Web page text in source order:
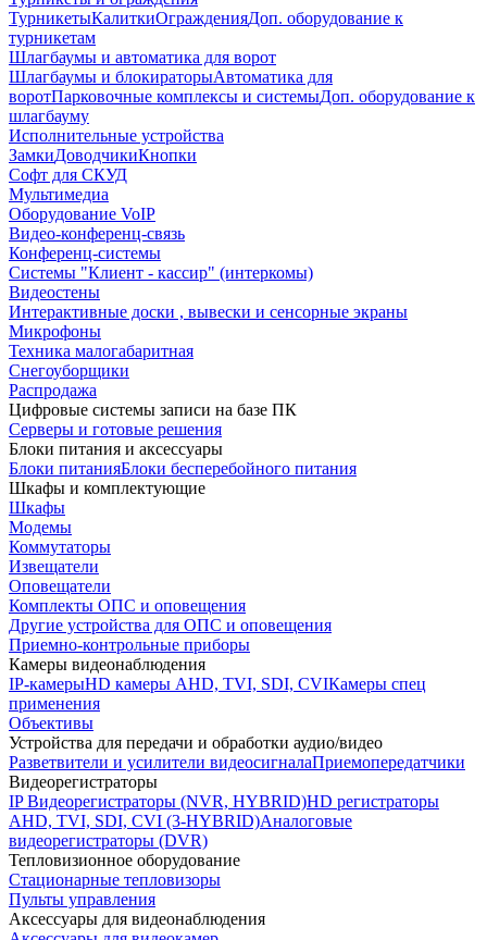
ТурникетыКалиткиОгражденияДоп. оборудование к
турникетам
Шлагбаумы и автоматика для ворот
Шлагбаумы и блокираторыАвтоматика для
воротПарковочные комплексы и системыДоп. оборудование к
шлагбауму
Исполнительные устройства
ЗамкиДоводчикиКнопки
Софт для СКУД
Мультимедиа
Оборудование VoIP
Видео-конференц-связь
Конференц-системы
Системы "Клиент - кассир" (интеркомы)
Видеостены
Интерактивные доски , вывески и сенсорные экраны
Микрофоны
Техника малогабаритная
Снегоуборщики
Распродажа
Цифровые системы записи на базе ПК
Серверы и готовые решения
Блоки питания и аксессуары
Блоки питанияБлоки бесперебойного питания
Шкафы и комплектующие
Шкафы
Модемы
Коммутаторы
Извещатели
Оповещатели
Комплекты ОПС и оповещения
Другие устройства для ОПС и оповещения
Приемно-контрольные приборы
Камеры видеонаблюдения
IP-камерыHD камеры AHD, TVI, SDI, CVIКамеры спец
применения
Объективы
Устройства для передачи и обработки аудио/видео
Разветвители и усилители видеосигналаПриемопередатчики
Видеорегистраторы
IP Видеорегистраторы (NVR, HYBRID)HD регистраторы
AHD, TVI, SDI, CVI (3-HYBRID)Аналоговые
видеорегистраторы (DVR)
Тепловизионное оборудование
Стационарные тепловизоры
Пульты управления
Аксессуары для видеонаблюдения